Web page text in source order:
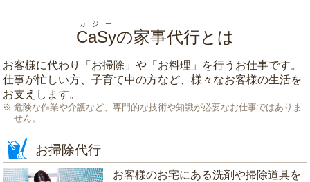
CaSy
カジー
の家事代行とは
お客様に代わり「 お掃除 」や「 お料理 」を行うお仕事です。
仕事が忙しい方、子育て中の方など、様々なお客様の生活を
お支えします。
危険な作業や介護など、専門的な技術や知識が必要なお仕事ではありま
せん。
お掃除代行
お客様のお宅にある洗剤や掃除道具を